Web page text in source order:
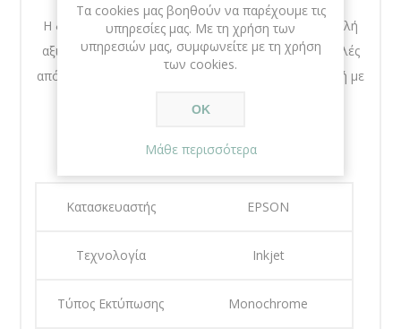
Η δυνατότητα εκτύπωσης με χαμηλό κόστος, η υψηλή
αξιοπιστία και οι ελάχιστες απαιτήσεις για παρεμβολές
από πλευράς χρήστη καθιστούν αυτόν τον εκτυπωτή με
σύστημα δοχείου μελανιών ιδανική επιλογή για
Χαρακτηριστικά
Κατασκευαστής EPSON
Τεχνολογία Inkjet
Τύπος Εκτύπωσης Monochrome
Τα cookies μας βοηθούν να παρέχουμε τις
υπηρεσίες μας. Με τη χρήση των
υπηρεσιών μας, συμφωνείτε με τη χρήση
των cookies.
ΟΚ
Μάθε περισσότερα